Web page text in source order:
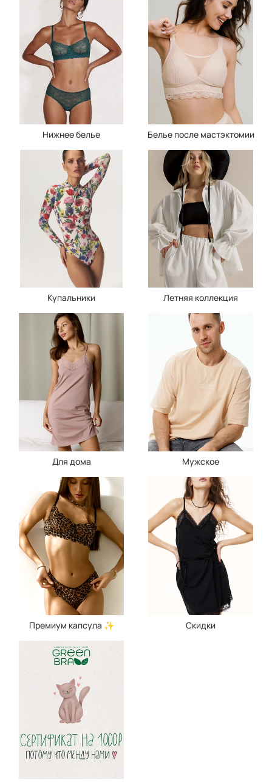
Нижнее белье Белье после мастэктомии
Купальники Летняя коллекция
Для дома Мужское
Премиум капсула ✨ Скидки